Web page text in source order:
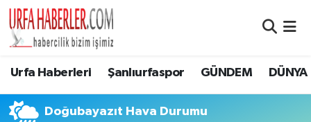
Urfa Haberleri Şanlıurfaspor GÜNDEM DÜNYA
Doğubayazıt Hava Durumu
Şanlıurfa Nöbetçi Eczaneler